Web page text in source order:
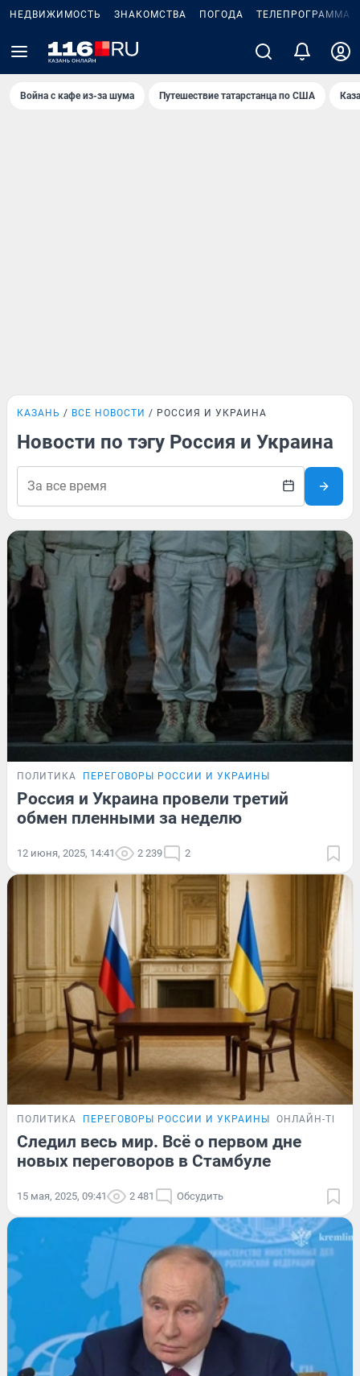
НЕДВИЖИМОСТЬ ЗНАКОМСТВА ПОГОДА ТЕЛЕПРОГРАММА
Война с кафе из-за шума Путешествие татарстанца по США
КАЗАНЬ ВСЕ НОВОСТИ РОССИЯ И УКРАИНА
Новости по тэгу Россия и Украина
ПОЛИТИКА ПЕРЕГОВОРЫ РОССИИ И УКРАИНЫ
Россия и Украина провели третий
обмен пленными за неделю
12 июня, 2025, 14:41 2 239 2
ПОЛИТИКА ПЕРЕГОВОРЫ РОССИИ И УКРАИНЫ ОНЛАЙН-
Следил весь мир. Всё о первом дне
новых переговоров в Стамбуле
15 мая, 2025, 09:41 2 481 Обсудить